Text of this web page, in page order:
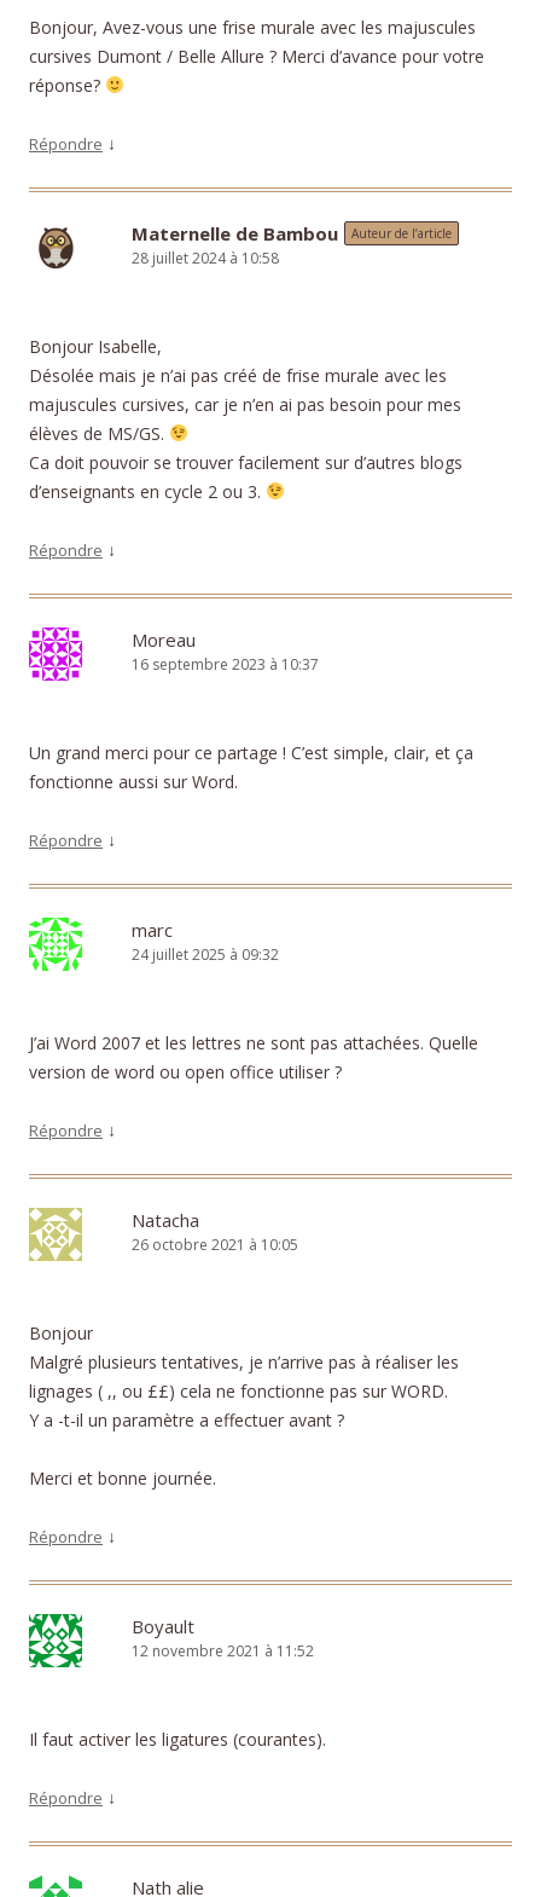
Bonjour, Avez-vous une frise murale avec les majuscules
cursives Dumont / Belle Allure ? Merci d’avance pour votre
réponse?
Répondre ↓
Maternelle de Bambou Auteur de l’article
28 juillet 2024 à 10:58
Bonjour Isabelle,
Désolée mais je n’ai pas créé de frise murale avec les
majuscules cursives, car je n’en ai pas besoin pour mes
élèves de MS/GS.
Ca doit pouvoir se trouver facilement sur d’autres blogs
d’enseignants en cycle 2 ou 3.
Répondre ↓
Moreau
16 septembre 2023 à 10:37
Un grand merci pour ce partage ! C’est simple, clair, et ça
fonctionne aussi sur Word.
Répondre ↓
marc
24 juillet 2025 à 09:32
J’ai Word 2007 et les lettres ne sont pas attachées. Quelle
version de word ou open office utiliser ?
Répondre ↓
Natacha
26 octobre 2021 à 10:05
Bonjour
Malgré plusieurs tentatives, je n’arrive pas à réaliser les
lignages ( ,, ou ££) cela ne fonctionne pas sur WORD.
Y a -t-il un paramètre a effectuer avant ?
Merci et bonne journée.
Répondre ↓
Boyault
12 novembre 2021 à 11:52
Il faut activer les ligatures (courantes).
Répondre ↓
Nath alie